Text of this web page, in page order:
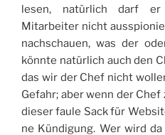
lesen, natürlich darf
Mitarbeiter nicht
nachschauen, was der
könnte natürlich auch den
das wir der Chef nicht
Gefahr; aber wenn der Chef
dieser faule Sack für
ne Kündigung. Wer wird da